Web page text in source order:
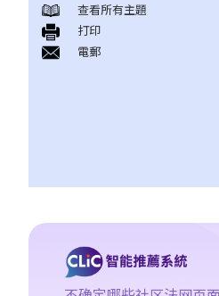
一般事项
1. 我怎样可以取得版权？
6. 有没有作品可供我自由使用，
8. 我的作品版权在其他国家有效吗
9. 外国人拥有的版权在香港有效吗
查看所有主題
打印
電郵